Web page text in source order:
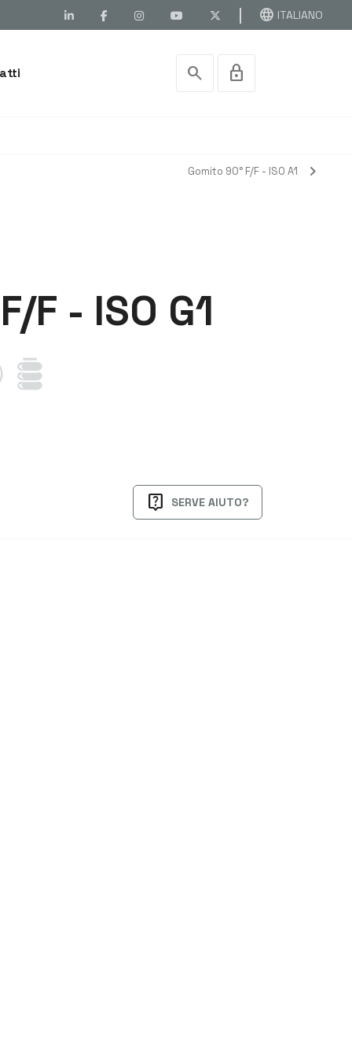
language ITALIANO
search lock
Gomito 90° F/F - ISO A1 chevron_right
F - ISO G1
live_help SERVE AIUTO?